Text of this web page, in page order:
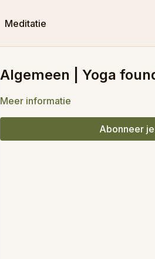
Meditatie
Algemeen | Yoga
Meer informatie
Abonneer